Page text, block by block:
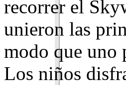
recorrer el
unieron las
modo que uno
Los niños